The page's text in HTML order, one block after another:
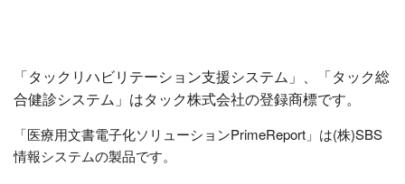
「タックリハビリテーション支援システム」、「タック総
合健診システム」はタック株式会社の登録商標です。
「医療用文書電子化ソリューションPrimeReport」は(株)SBS
情報システムの製品です。